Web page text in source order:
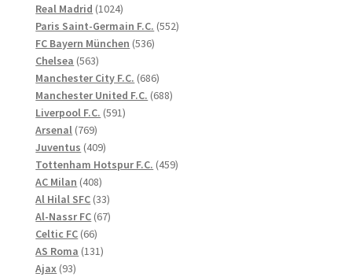
produkter
Real Madrid 10241024
produkter
Paris Saint-Germain F.C. 552552
FC Bayern München 536536
Chelsea 563563
produkter
Manchester City F.C. 686686
produkter
Manchester United F.C. 688688
Liverpool F.C. 591591
Arsenal 769769
produkter
Juventus 409409
produkter
Tottenham Hotspur F.C. 459459
AC Milan 408408
produkter
Al Hilal SFC 3333
produkter
Al-Nassr FC 6767
Celtic FC 6666
produkter
AS Roma 131131
Ajax 9393